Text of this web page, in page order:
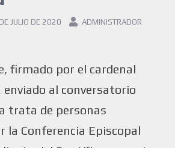
JULIO DE 2020 ADMINISTRADOR
firmado por el cardenal
enviado al conversatorio
trata de personas
la Conferencia Episcopal